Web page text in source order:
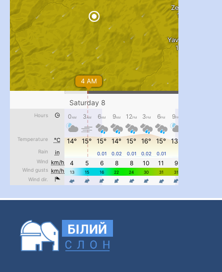
#PipIvanToday #PipIvanWeather
...
pimrec_project